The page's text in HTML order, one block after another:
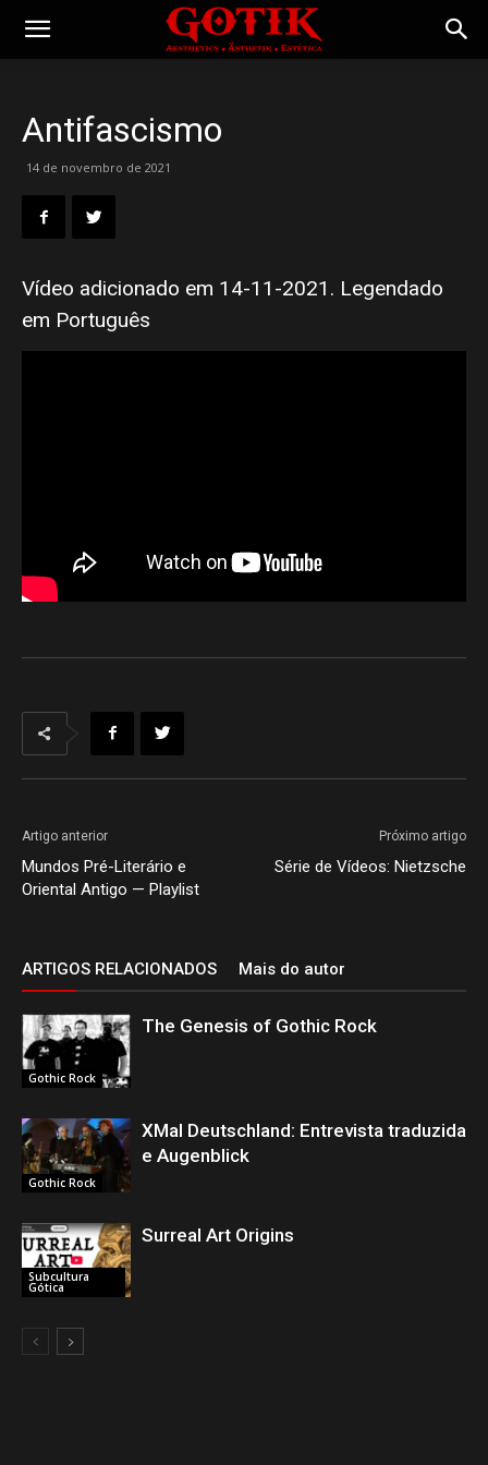
Gotik
Antifascismo
14 de novembro de 2021
Vídeo adicionado em 14-11-2021. Legendado
em Português
Artigo anterior
Mundos Pré-Literário e
Oriental Antigo — Playlist
Próximo artigo
Série de Vídeos: Nietzsche
ARTIGOS RELACIONADOS Mais do autor
Gothic Rock
The Genesis of Gothic Rock
Gothic Rock
XMal Deutschland: Entrevista traduzida
e Augenblick
Subcultura
Gótica
Surreal Art Origins